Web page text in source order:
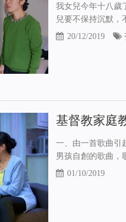
我女兒今年十八歲
兒要不保持沉默，
20/12/2019
基督教家庭
一、由一首歌曲引
男孩自創的歌曲，
01/10/2019